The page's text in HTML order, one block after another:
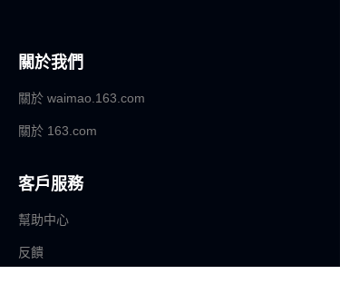
關於我們
關於 waimao.163.com
關於 163.com
客戶服務
幫助中心
反饋